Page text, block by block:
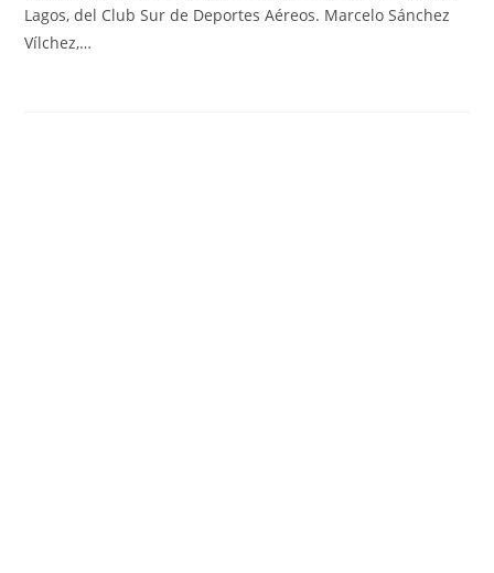
Lagos, del Club Sur de Deportes Aéreos. Marcelo Sánchez
Vílchez,…